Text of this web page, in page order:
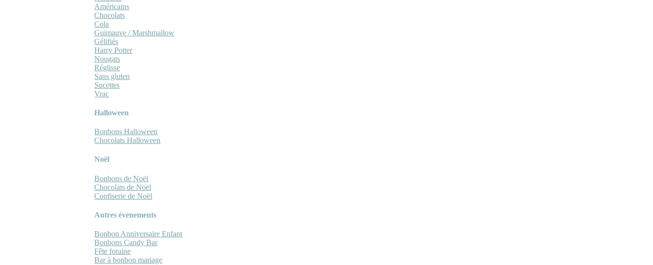
Américains
Chocolats
Cola
Guimauve / Marshmallow
Gélifiés
Harry Potter
Nougats
Réglisse
Sans gluten
Sucettes
Vrac
Halloween
Bonbons Halloween
Chocolats Halloween
Noël
Bonbons de Noël
Chocolats de Noël
Confiserie de Noël
Autres évenements
Bonbon Anniversaire Enfant
Bonbons Candy Bar
Fête foraine
Bar à bonbon mariage